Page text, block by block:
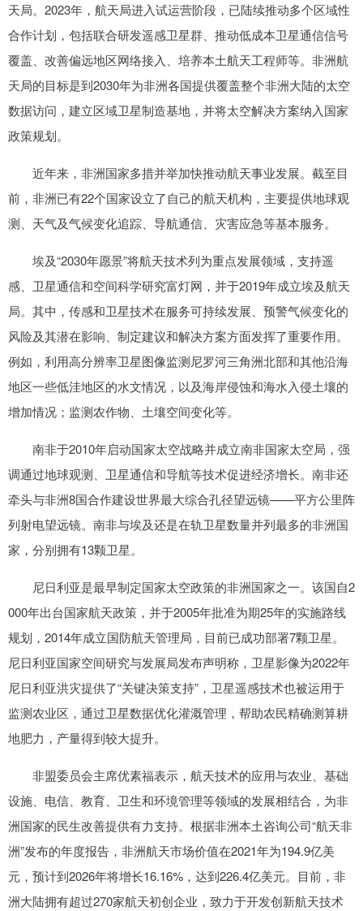
天局。2023年，航天局进入试运营阶段，已陆续推动多个区域性
合作计划，包括联合研发遥感卫星群、推动低成本卫星通信信号
覆盖、改善偏远地区网络接入、培养本土航天工程师等。非洲航
天局的目标是到2030年为非洲各国提供覆盖整个非洲大陆的太空
数据访问，建立区域卫星制造基地，并将太空解决方案纳入国家
政策规划。
近年来，非洲国家多措并举加快推动航天事业发展。截至目
前，非洲已有22个国家设立了自己的航天机构，主要提供地球观
测、天气及气候变化追踪、导航通信、灾害应急等基本服务。
埃及“2030年愿景”将航天技术列为重点发展领域，支持遥
感、卫星通信和空间科学研究富灯网，并于2019年成立埃及航天
局。其中，传感和卫星技术在服务可持续发展、预警气候变化的
风险及其潜在影响、制定建议和解决方案方面发挥了重要作用。
例如，利用高分辨率卫星图像监测尼罗河三角洲北部和其他沿海
地区一些低洼地区的水文情况，以及海岸侵蚀和海水入侵土壤的
增加情况；监测农作物、土壤空间变化等。
南非于2010年启动国家太空战略并成立南非国家太空局，强
调通过地球观测、卫星通信和导航等技术促进经济增长。南非还
牵头与非洲8国合作建设世界最大综合孔径望远镜——平方公里阵
列射电望远镜。南非与埃及还是在轨卫星数量并列最多的非洲国
家，分别拥有13颗卫星。
尼日利亚是最早制定国家太空政策的非洲国家之一。该国自2
000年出台国家航天政策，并于2005年批准为期25年的实施路线
规划，2014年成立国防航天管理局，目前已成功部署7颗卫星。
尼日利亚国家空间研究与发展局发布声明称，卫星影像为2022年
尼日利亚洪灾提供了“关键决策支持”，卫星遥感技术也被运用于
监测农业区，通过卫星数据优化灌溉管理，帮助农民精确测算耕
地肥力，产量得到较大提升。
非盟委员会主席优素福表示，航天技术的应用与农业、基础
设施、电信、教育、卫生和环境管理等领域的发展相结合，为非
洲国家的民生改善提供有力支持。根据非洲本土咨询公司“航天非
洲”发布的年度报告，非洲航天市场价值在2021年为194.9亿美
元，预计到2026年将增长16.16%，达到226.4亿美元。目前，非
洲大陆拥有超过270家航天初创企业，致力于开发创新航天技术